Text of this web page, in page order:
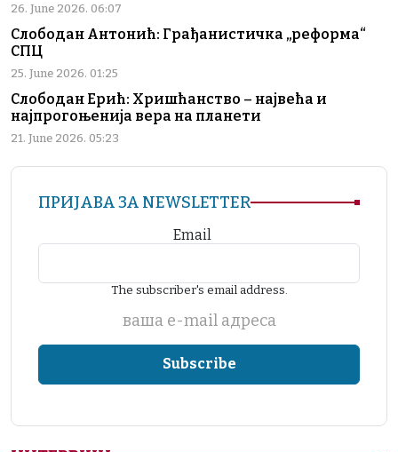
26. June 2026. 06:07
Слободан Антонић: Грађанистичка „реформа“
СПЦ
25. June 2026. 01:25
Слободан Ерић: Хришћанство – највећа и
најпрогоњенија вера на планети
21. June 2026. 05:23
ПРИЈАВА ЗА NEWSLETTER
Email
The subscriber's email address.
ваша е-mail адреса